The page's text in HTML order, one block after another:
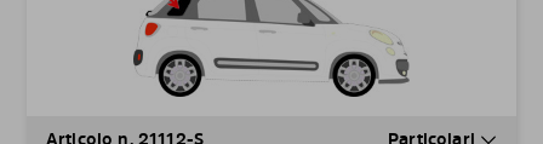
Articolo n. 21112-S Particolari